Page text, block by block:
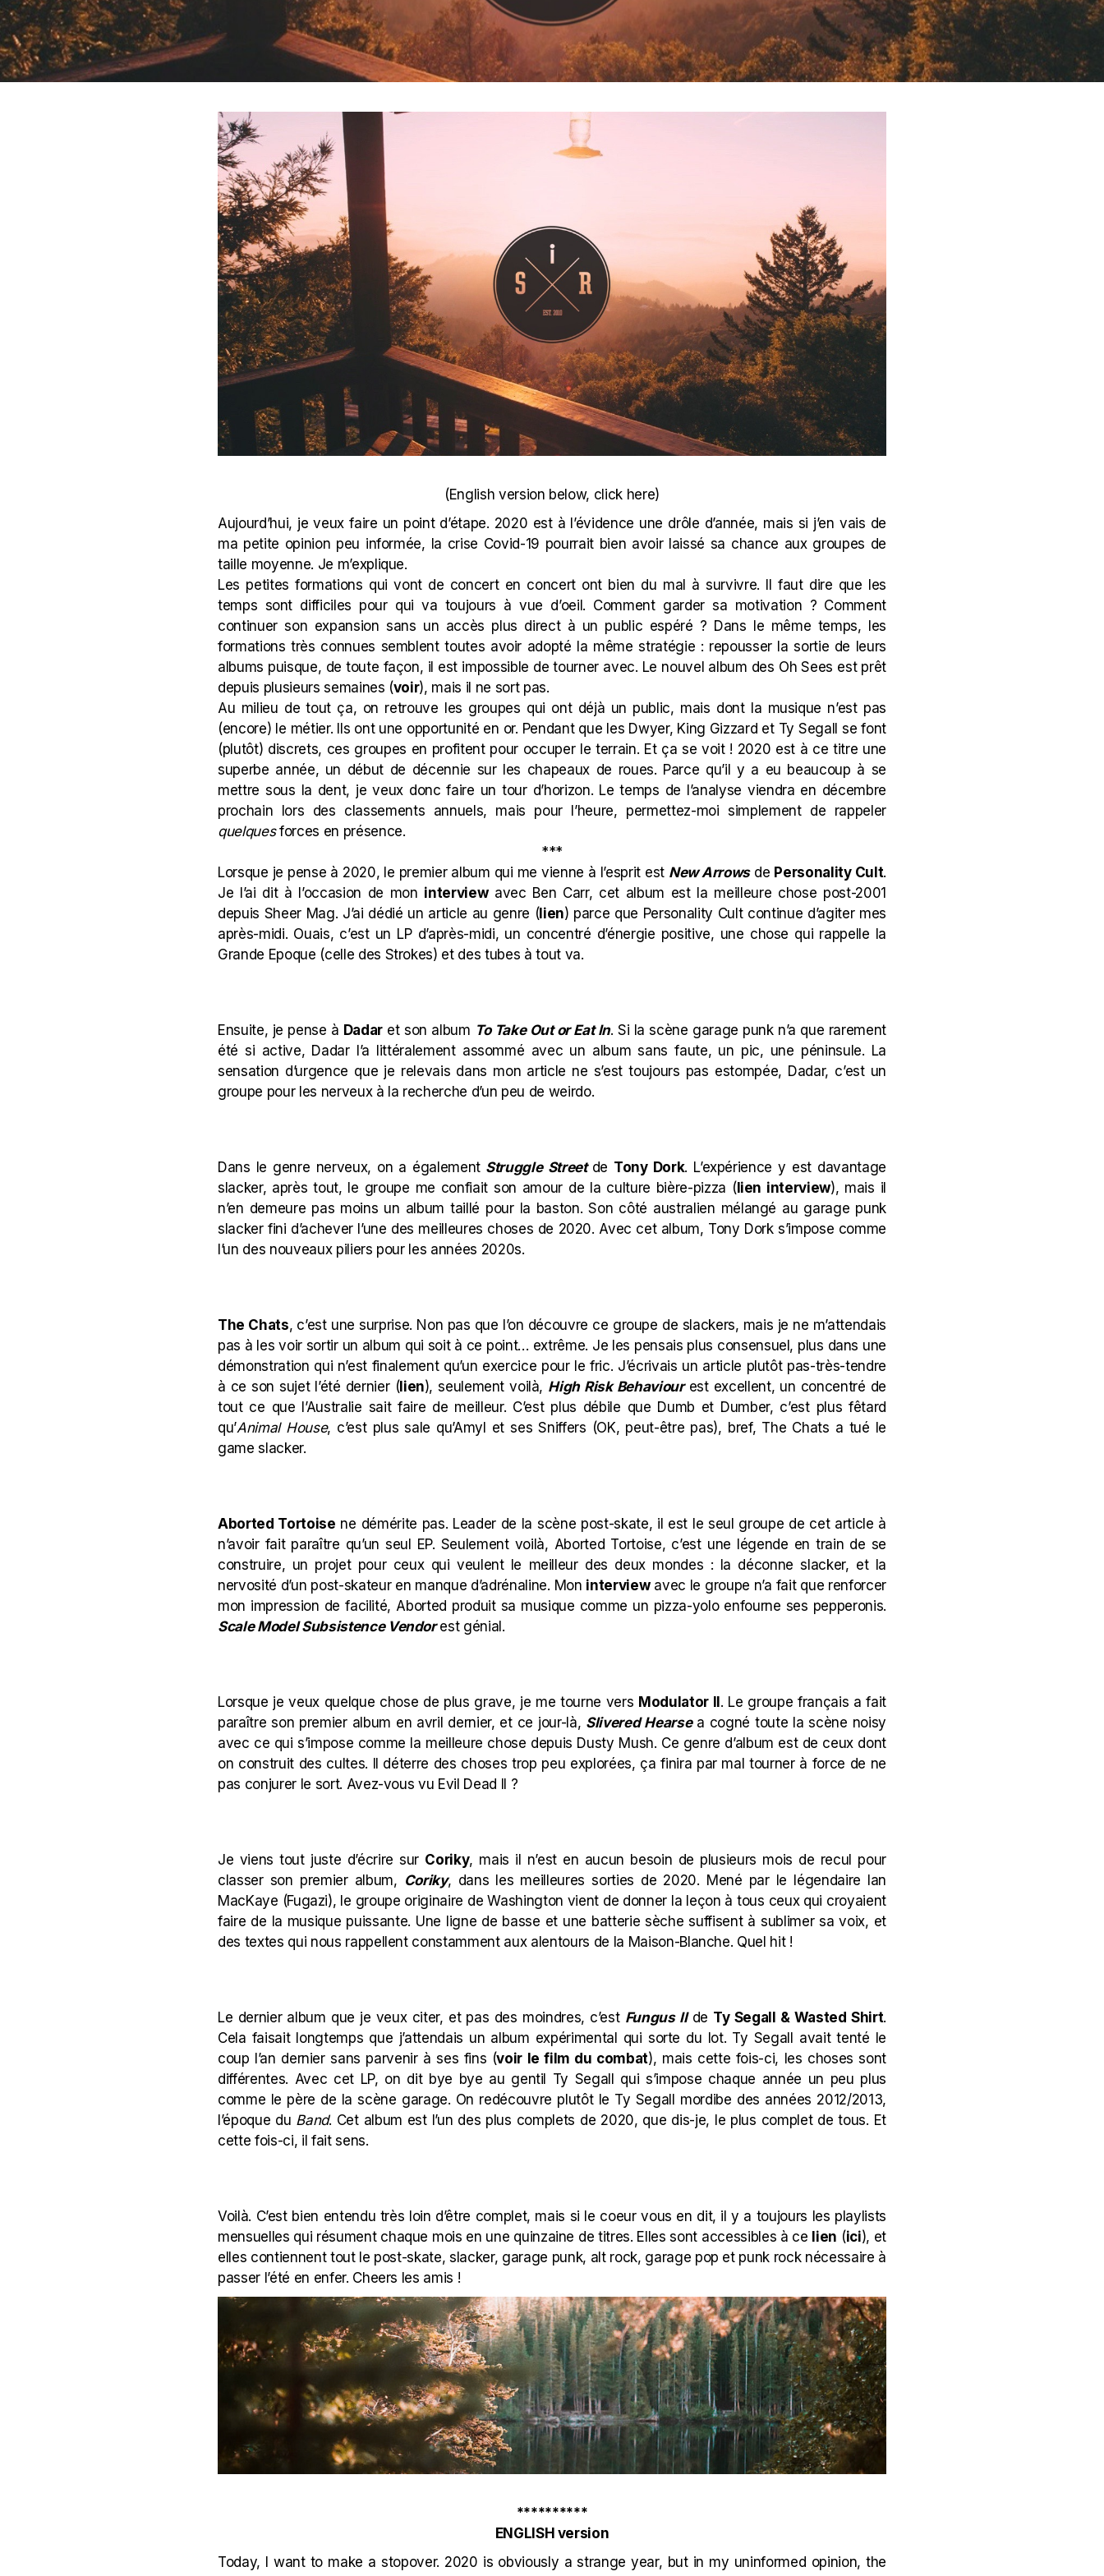
(English version below, click here)
Aujourd’hui, je veux faire un point d’étape. 2020 est à l’évidence une drôle d’année, mais si j’en vais de
ma petite opinion peu informée, la crise Covid-19 pourrait bien avoir laissé sa chance aux groupes de
taille moyenne. Je m’explique.
Les petites formations qui vont de concert en concert ont bien du mal à survivre. Il faut dire que les
temps sont difficiles pour qui va toujours à vue d’oeil. Comment garder sa motivation ? Comment
continuer son expansion sans un accès plus direct à un public espéré ? Dans le même temps, les
formations très connues semblent toutes avoir adopté la même stratégie : repousser la sortie de leurs
albums puisque, de toute façon, il est impossible de tourner avec. Le nouvel album des Oh Sees est prêt
depuis plusieurs semaines (voir), mais il ne sort pas.
Au milieu de tout ça, on retrouve les groupes qui ont déjà un public, mais dont la musique n’est pas
(encore) le métier. Ils ont une opportunité en or. Pendant que les Dwyer, King Gizzard et Ty Segall se font
(plutôt) discrets, ces groupes en profitent pour occuper le terrain. Et ça se voit ! 2020 est à ce titre une
superbe année, un début de décennie sur les chapeaux de roues. Parce qu’il y a eu beaucoup à se
mettre sous la dent, je veux donc faire un tour d’horizon. Le temps de l’analyse viendra en décembre
prochain lors des classements annuels, mais pour l’heure, permettez-moi simplement de rappeler
quelquesforces en présence.
***
Lorsque je pense à 2020, le premier album qui me vienne à l’esprit est New Arrowsde Personality Cult.
Je l’ai dit à l’occasion de mon interviewavec Ben Carr, cet album est la meilleure chose post-2001
depuis Sheer Mag. J’ai dédié un article au genre ( lien) parce que Personality Cult continue d’agiter mes
après-midi. Ouais, c’est un LP d’après-midi, un concentré d’énergie positive, une chose qui rappelle la
Grande Epoque (celle des Strokes) et des tubes à tout va.
Ensuite, je pense à Dadar et son album To Take Out or Eat In. Si la scène garage punk n’a que rarement
été si active, Dadar l’a littéralement assommé avec un album sans faute, un pic, une péninsule. La
sensation d’urgence que je relevais dans mon article ne s’est toujours pas estompée, Dadar, c’est un
groupe pour les nerveux à la recherche d’un peu de weirdo.
Dans le genre nerveux, on a également Struggle Street de Tony Dork. L’expérience y est davantage
slacker, après tout, le groupe me confiait son amour de la culture bière-pizza ( lien interview), mais il
n’en demeure pas moins un album taillé pour la baston. Son côté australien mélangé au garage punk
slackerfini d’achever l’une des meilleures choses de 2020. Avec cet album, Tony Dork s’impose comme
l’un des nouveaux piliers pour les années 2020s.
The Chats, c’est une surprise. Non pas que l’on découvre ce groupe de slackers, mais je ne m’attendais
pas à les voir sortir un album qui soit à ce point… extrême. Je les pensais plus consensuel, plus dans une
démonstration qui n’est finalement qu’un exercice pour le fric. J’écrivais un article plutôt pas-très-tendre
à ce son sujet l’été dernier ( lien), seulement voilà, High Risk Behaviourest excellent, un concentré de
tout ce que l’Australie sait faire de meilleur. C’est plus débile que Dumb et Dumber, c’est plus fêtard
qu’Animal House, c’est plus sale qu’Amyl et ses Sniffers (OK, peut-être pas), bref, The Chats a tué le
gameslacker.
Aborted Tortoise ne démérite pas. Leader de la scène post-skate, il est le seul groupe de cet article à
n’avoir fait paraître qu’un seul EP. Seulement voilà, Aborted Tortoise, c’est une légende en train de se
construire, un projet pour ceux qui veulent le meilleur des deux mondes : la déconne slacker, et la
nervosité d’un post-skateur en manque d’adrénaline. Mon interviewavec le groupe n’a fait que renforcer
mon impression de facilité, Aborted produit sa musique comme un pizza-yolo enfourne ses pepperonis.
Scale Model Subsistence Vendorest génial.
Lorsque je veux quelque chose de plus grave, je me tourne vers Modulator II . Le groupe français a fait
paraître son premier album en avril dernier, et ce jour-là, Slivered Hearsea cogné toute la scène noisy
avec ce qui s’impose comme la meilleure chose depuis Dusty Mush. Ce genre d’album est de ceux dont
on construit des cultes. Il déterre des choses trop peu explorées, ça finira par mal tourner à force de ne
pas conjurer le sort. Avez-vous vu Evil Dead II ?
Je viens tout juste d’écrire sur Coriky, mais il n’est en aucun besoin de plusieurs mois de recul pour
classer son premier album, Coriky, dans les meilleures sorties de 2020. Mené par le légendaire Ian
MacKaye (Fugazi), le groupe originaire de Washington vient de donner la leçon à tous ceux qui croyaient
faire de la musique puissante. Une ligne de basse et une batterie sèche suffisent à sublimer sa voix, et
des textes qui nous rappellent constamment aux alentours de la Maison-Blanche. Quel hit !
Le dernier album que je veux citer, et pas des moindres, c’est Fungus IIde Ty Segall & Wasted Shirt.
Cela faisait longtemps que j’attendais un album expérimental qui sorte du lot. Ty Segall avait tenté le
coup l’an dernier sans parvenir à ses fins (voir le film du combat), mais cette fois-ci, les choses sont
différentes. Avec cet LP, on dit bye bye au gentil Ty Segall qui s’impose chaque année un peu plus
comme le père de la scène garage. On redécouvre plutôt le Ty Segall mordibe des années 2012/2013,
l’époque du Band. Cet album est l’un des plus complets de 2020, que dis-je, le plus complet de tous. Et
cette fois-ci, il fait sens.
Voilà. C’est bien entendu très loin d’être complet, mais si le coeur vous en dit, il y a toujours les playlists
mensuelles qui résument chaque mois en une quinzaine de titres. Elles sont accessibles à ce lien (ici), et
elles contiennent tout le post-skate,slacker, garage punk, alt rock, garage pop et punk rock nécessaire à
passer l’été en enfer. Cheers les amis !
**********
ENGLISH version
Today, I want to make a stopover. 2020 is obviously a strange year, but in my uninformed opinion, the